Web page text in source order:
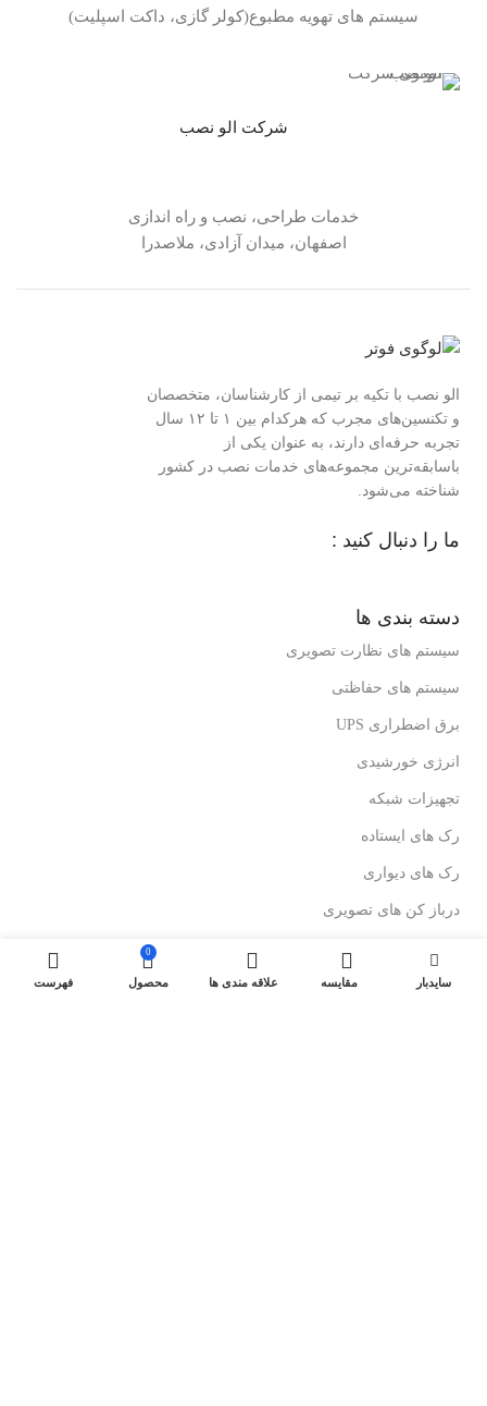
سیستم های تهویه مطبوع(کولر گازی، داکت اسپلیت)
شرکت الو نصب
خدمات طراحی، نصب و راه اندازی
اصفهان، میدان آزادی، ملاصدرا
الو نصب با تکیه بر تیمی از کارشناسان، متخصصان
و تکنسین‌های مجرب که هرکدام بین ۱ تا ۱۲ سال
تجربه حرفه‌ای دارند، به عنوان یکی از
باسابقه‌ترین مجموعه‌های خدمات نصب در کشور
شناخته می‌شود.
ما را دنبال کنید :
دسته بندی ها
سیستم های نظارت تصویری
سیستم های حفاظتی
برق اضطراری UPS
انرژی خورشیدی
تجهیزات شبکه
رک های ایستاده
رک های دیواری
درباز کن های تصویری
لینک های مفید
سایدبار مقایسه علاقه مندی ها
0
محصول فهرست